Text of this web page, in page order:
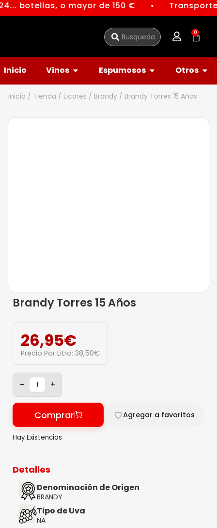
botellas, o mayor de 150 € ●
0
Inicio Vinos Espumosos Otros
Inicio / Tienda / Licores / Brandy / Brandy Torres 15 Años
Brandy Torres 15 Años
26,95€
Precio Por Litro: 38,50€
- +
Comprar Agregar a favoritos
Hay Existencias
Detalles
Denominación de Origen
BRANDY
Tipo de Uva
NA